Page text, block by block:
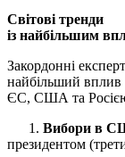
Світові тренди
із найбільшим
Закордонні
найбільший вплив
ЄС, США та
1. Вибори в
президентом